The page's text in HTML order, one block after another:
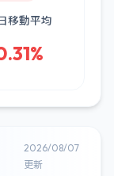
移動平均
2026/08/07
更新